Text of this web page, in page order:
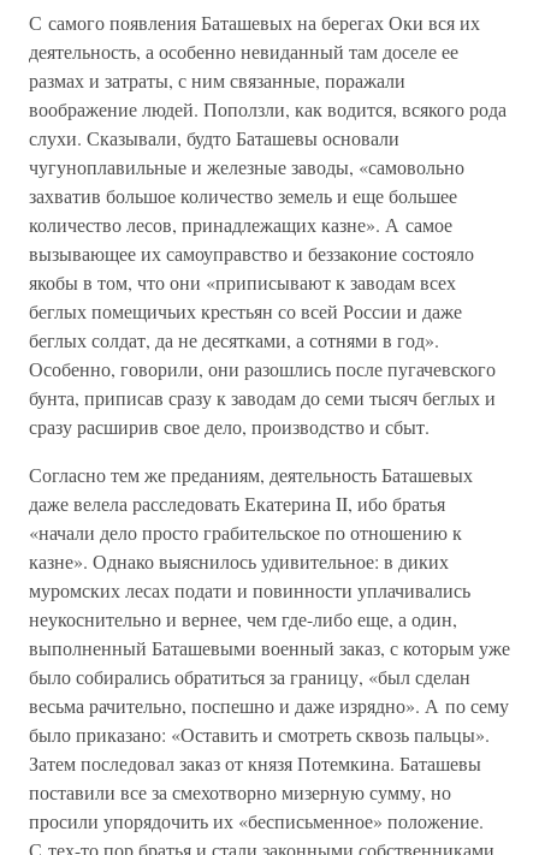
С самого появления Баташевых на берегах Оки вся их
деятельность, а особенно невиданный там доселе ее
размах и затраты, с ним связанные, поражали
воображение людей. Поползли, как водится, всякого рода
слухи. Сказывали, будто Баташевы основали
чугуноплавильные и железные заводы, «самовольно
захватив большое количество земель и еще большее
количество лесов, принадлежащих казне». А самое
вызывающее их самоуправство и беззаконие состояло
якобы в том, что они «приписывают к заводам всех
беглых помещичьих крестьян со всей России и даже
беглых солдат, да не десятками, а сотнями в год».
Особенно, говорили, они разошлись после пугачевского
бунта, приписав сразу к заводам до семи тысяч беглых и
сразу расширив свое дело, производство и сбыт.
Согласно тем же преданиям, деятельность Баташевых
даже велела расследовать Екатерина II, ибо братья
«начали дело просто грабительское по отношению к
казне». Однако выяснилось удивительное: в диких
муромских лесах подати и повинности уплачивались
неукоснительно и вернее, чем где-либо еще, а один,
выполненный Баташевыми военный заказ, с которым уже
было собирались обратиться за границу, «был сделан
весьма рачительно, поспешно и даже изрядно». А по сему
было приказано: «Оставить и смотреть сквозь пальцы».
Затем последовал заказ от князя Потемкина. Баташевы
поставили все за смехотворно мизерную сумму, но
просили упорядочить их «бесписьменное» положение.
С тех-то пор братья и стали законными собственниками